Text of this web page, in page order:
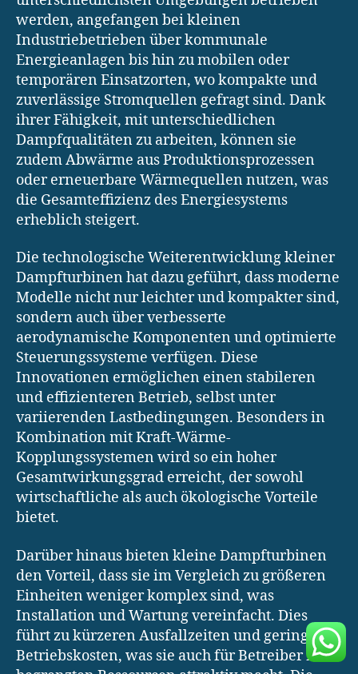
werden, angefangen bei kleinen
Industriebetrieben über kommunale
Energieanlagen bis hin zu mobilen oder
temporären Einsatzorten, wo kompakte und
zuverlässige Stromquellen gefragt sind. Dank
ihrer Fähigkeit, mit unterschiedlichen
Dampfqualitäten zu arbeiten, können sie
zudem Abwärme aus Produktionsprozessen
oder erneuerbare Wärmequellen nutzen, was
die Gesamteffizienz des Energiesystems
erheblich steigert.
Die technologische Weiterentwicklung kleiner
Dampfturbinen hat dazu geführt, dass moderne
Modelle nicht nur leichter und kompakter sind,
sondern auch über verbesserte
aerodynamische Komponenten und optimierte
Steuerungssysteme verfügen. Diese
Innovationen ermöglichen einen stabileren
und effizienteren Betrieb, selbst unter
variierenden Lastbedingungen. Besonders in
Kombination mit Kraft-Wärme-
Kopplungssystemen wird so ein hoher
Gesamtwirkungsgrad erreicht, der sowohl
wirtschaftliche als auch ökologische Vorteile
bietet.
Darüber hinaus bieten kleine Dampfturbinen
den Vorteil, dass sie im Vergleich zu größeren
Einheiten weniger komplex sind, was
Installation und Wartung vereinfacht. Dies
führt zu kürzeren Ausfallzeiten und geringeren
Betriebskosten, was sie auch für Betreiber mit